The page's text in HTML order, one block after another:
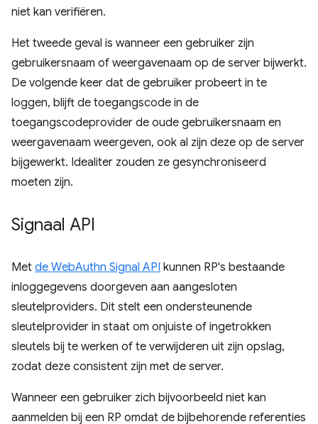
niet kan verifiëren.
Het tweede geval is wanneer een gebruiker zijn
gebruikersnaam of weergavenaam op de server bijwerkt.
De volgende keer dat de gebruiker probeert in te
loggen, blijft de toegangscode in de
toegangscodeprovider de oude gebruikersnaam en
weergavenaam weergeven, ook al zijn deze op de server
bijgewerkt. Idealiter zouden ze gesynchroniseerd
moeten zijn.
Signaal API
Met de WebAuthn Signal API kunnen RP's bestaande
inloggegevens doorgeven aan aangesloten
sleutelproviders. Dit stelt een ondersteunende
sleutelprovider in staat om onjuiste of ingetrokken
sleutels bij te werken of te verwijderen uit zijn opslag,
zodat deze consistent zijn met de server.
Wanneer een gebruiker zich bijvoorbeeld niet kan
aanmelden bij een RP omdat de bijbehorende referenties